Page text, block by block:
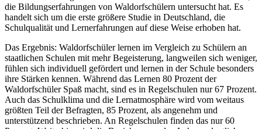
die Bildungserfahrungen von Waldorfschülern untersucht hat. Es
handelt sich um die erste größere Studie in Deutschland, die
Schulqualität und Lernerfahrungen auf diese Weise erhoben hat.
Das Ergebnis: Waldorfschüler lernen im Vergleich zu Schülern an
staatlichen Schulen mit mehr Begeisterung, langweilen sich weniger,
fühlen sich individuell gefördert und lernen in der Schule besonders
ihre Stärken kennen. Während das Lernen 80 Prozent der
Waldorfschüler Spaß macht, sind es in Regelschulen nur 67 Prozent.
Auch das Schulklima und die Lernatmosphäre wird vom weitaus
größten Teil der Befragten, 85 Prozent, als angenehm und
unterstützend beschrieben. An Regelschulen finden das nur 60